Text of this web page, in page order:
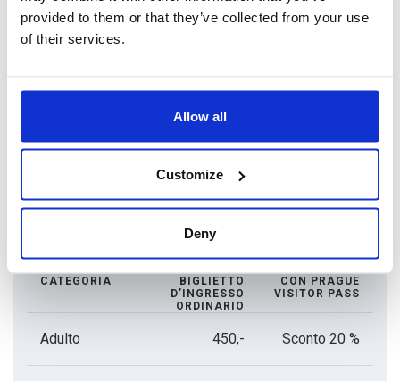
provided to them or that they’ve collected from your use
of their services.
Allow all
Customize
Deny
18:30)
Venerdì–sabato: 10:30 – 19:30 (ultima visita alle 19:30)
persone. La visita all’esposizione interattiva dura 55 minuti ed
è in lingua ceca o inglese, senza accompagnatore, oppure
Listino prezzi biglietto
CATEGORIA
BIGLIETTO
D’INGRESSO
ORDINARIO
CON PRAGUE
VISITOR PASS
Adulto 450,- Sconto 20 %